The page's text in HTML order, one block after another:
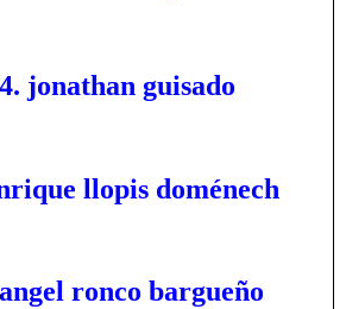
jonathan guisado
llopis doménech
ronco bargueño